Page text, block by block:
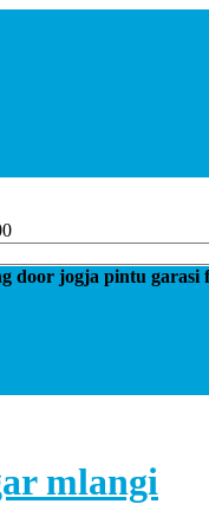
door jogja pintu garasi
mlangi